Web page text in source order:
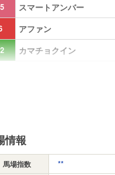
スマートアンバー
アファン
カマチョクイン
情報
馬場指数 **